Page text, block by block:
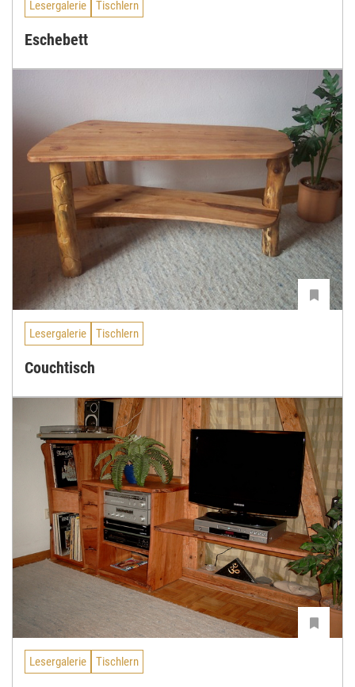
Lesergalerie Tischlern
Eschebett
Lesergalerie Tischlern
Couchtisch
Lesergalerie Tischlern